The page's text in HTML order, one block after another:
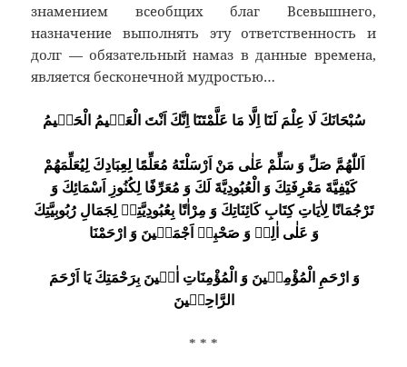
знамением всеобщих благ Всевышнего,
назначение выполнять эту ответственность и
долг — обязательный намаз в данные времена,
является бесконечной мудростью…
سُبْحَانَكَ لَا عِلْمَ لَنَٓا اِلَّا مَا عَلَّمْتَنَٓا اِنَّكَ اَنْتَ الْعَلٖيمُ الْحَكٖيمُ
اَللّٰهُمَّ صَلِّ وَ سَلِّمْ عَلٰى مَنْ اَرْسَلْتَهُ مُعَلِّمًا لِعِبَادِكَ لِيُعَلِّمَهُمْ
كَيْفِيَّةَ مَعْرِفَتِكَ وَ الْعُبُودِيَّةَ لَكَ وَ مُعَرِّفًا لِكُنُوزِ اَسْمَائِكَ وَ
تَرْجُمَانًا لِاٰيَاتِ كِتَابِ كَائِنَاتِكَ وَ مِرْاٰتًا بِعُبُودِيَّتِهٖ لِجَمَالِ رُبُوبِيَّتِكَ
وَ عَلٰى اٰلِهٖ وَ صَحْبِهٖ اَجْمَعٖينَ وَ ارْحَمْنَا
وَ ارْحَمِ الْمُؤْمِنٖينَ وَ الْمُؤْمِنَاتِ اٰمٖينَ بِرَحْمَتِكَ يَا اَرْحَمَ
الرَّاحِمٖينَ
* * *